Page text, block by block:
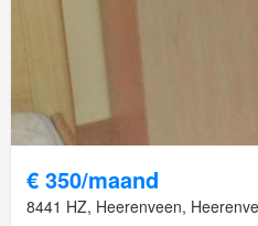
€ 350/maand
8441 HZ, Heerenveen,